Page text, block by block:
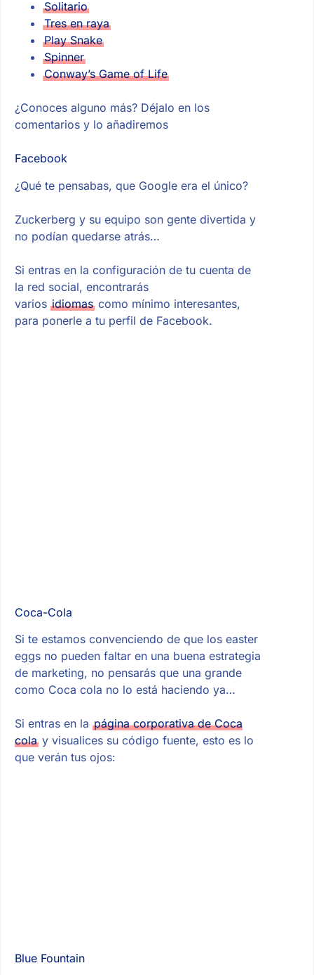
Solitario
Tres en raya
Play Snake
Spinner
Conway’s Game of Life
¿Conoces alguno más? Déjalo en los
comentarios y lo añadiremos
Facebook
¿Qué te pensabas, que Google era el único?
Zuckerberg y su equipo son gente divertida y
no podían quedarse atrás…
Si entras en la configuración de tu cuenta de
la red social, encontrarás
varios idiomascomo mínimo interesantes,
para ponerle a tu perfil de Facebook.
Coca-Cola
Si te estamos convenciendo de que los easter
eggs no pueden faltar en una buena estrategia
de marketing, no pensarás que una grande
como Coca cola no lo está haciendo ya…
Si entras en la página corporativa de Coca
colay visualices su código fuente, esto es lo
que verán tus ojos:
Blue Fountain